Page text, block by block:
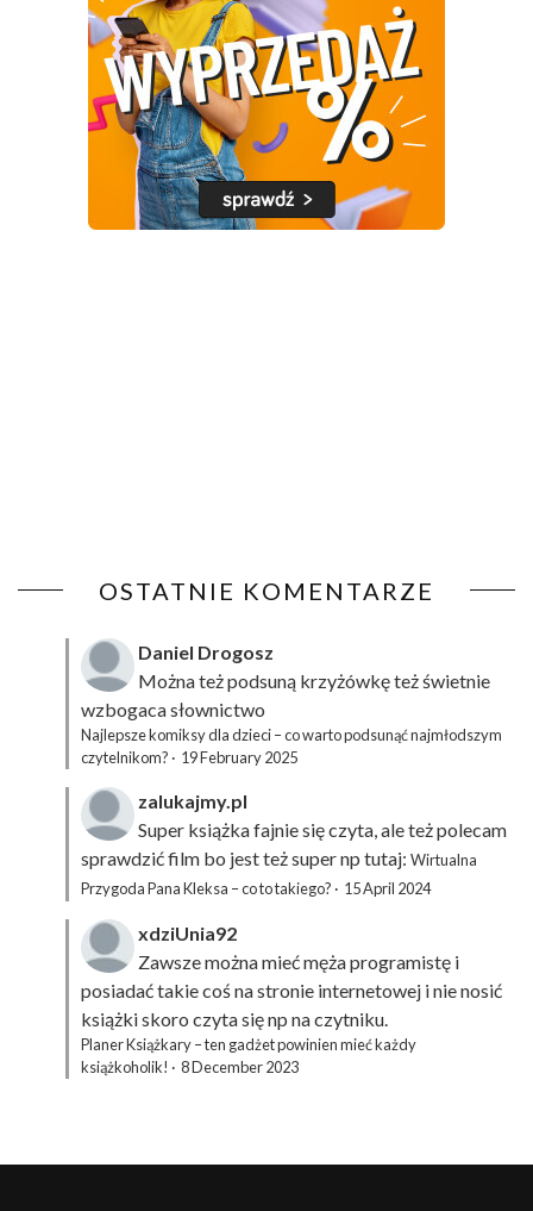
OSTATNIE KOMENTARZE
Daniel Drogosz
Można też podsuną krzyżówkęteż świetnie
wzbogaca słownictwo
Najlepsze komiksy dla dzieci – co warto podsunąć najmłodszym
czytelnikom? · 19 February 2025
zalukajmy.pl
Super książka fajnie się czyta, ale też polecam
sprawdzić film bo jest też super np tutaj: Wirtualna
Przygoda Pana Kleksa – co to takiego? · 15 April 2024
xdziUnia92
Zawsze można mieć męża programistę i
posiadać takie coś na stronie internetowej i nie nosić
książki skoro czyta się np na czytniku.
Planer Książkary – ten gadżet powinien mieć każdy
książkoholik! · 8 December 2023